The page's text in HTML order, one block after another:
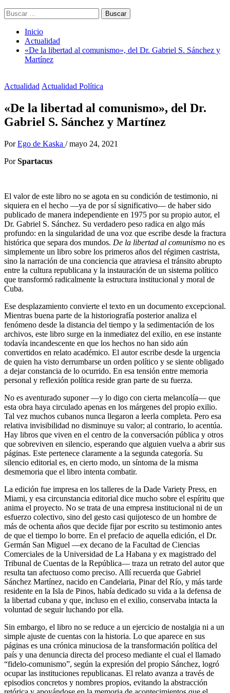
Buscar:
Inicio
Actualidad
«De la libertad al comunismo», del Dr. Gabriel S. Sánchez y
Martínez
Actualidad Actualidad Política
«De la libertad al comunismo», del Dr.
Gabriel S. Sánchez y Martínez
Por Ego de Kaska / mayo 24, 2021
PorSpartacus
El valor de este libro no se agota en su condición de testimonio, ni
siquiera en el hecho —ya de por sí significativo— de haber sido
publicado de manera independiente en 1975 por su propio autor, el
Dr. Gabriel S. Sánchez. Su verdadero peso radica en algo más
profundo: en la singularidad de una voz que escribe desde la fractura
histórica que separa dos mundos. De la libertad al comunismo no es
simplemente un libro sobre los primeros años del régimen castrista,
sino la narración de una conciencia que atraviesa el tránsito abrupto
entre la cultura republicana y la instauración de un sistema político
que transformó radicalmente la estructura institucional y moral de
Cuba.
Ese desplazamiento convierte el texto en un documento excepcional.
Mientras buena parte de la historiografía posterior analiza el
fenómeno desde la distancia del tiempo y la sedimentación de los
archivos, este libro surge en la inmediatez del exilio, en ese instante
todavía incandescente en que los hechos no han sido aún
convertidos en relato académico. El autor escribe desde la urgencia
de quien ha visto derrumbarse un orden político y se siente obligado
a dejar constancia de lo ocurrido. En esa tensión entre memoria
personal y reflexión política reside gran parte de su fuerza.
No es aventurado suponer —y lo digo con cierta melancolía— que
esta obra haya circulado apenas en los márgenes del propio exilio.
Tal vez muchos cubanos nunca llegaron a leerla completa. Pero esa
relativa invisibilidad no disminuye su valor; al contrario, lo acentúa.
Hay libros que viven en el centro de la conversación pública y otros
que sobreviven en silencio, esperando que alguien vuelva a abrir sus
páginas. Este pertenece claramente a la segunda categoría. Su
silencio editorial es, en cierto modo, un síntoma de la misma
desmemoria que el libro intenta combatir.
La edición fue impresa en los talleres de la Dade Variety Press, en
Miami, y esa circunstancia editorial dice mucho sobre el espíritu que
anima el proyecto. No se trata de una empresa institucional ni de un
esfuerzo colectivo, sino del gesto casi quijotesco de un hombre de
más de ochenta años que decide fijar por escrito su testimonio antes
de que el tiempo lo borre. En el prefacio de aquella edición, el Dr.
Germán San Miguel —ex decano de la Facultad de Ciencias
Comerciales de la Universidad de La Habana y ex magistrado del
Tribunal de Cuentas de la República— traza un retrato del autor que
resulta tan afectuoso como preciso. Allí recuerda que Gabriel
Sánchez Martínez, nacido en Candelaria, Pinar del Río, y más tarde
residente en la Isla de Pinos, había dedicado su vida a la defensa de
la libertad cubana y que, incluso en el exilio, conservaba intacta la
voluntad de seguir luchando por ella.
Sin embargo, el libro no se reduce a un ejercicio de nostalgia ni a un
simple ajuste de cuentas con la historia. Lo que aparece en sus
páginas es una crónica minuciosa de la transformación política del
país y una denuncia directa del proceso mediante el cual el llamado
“fidelo-comunismo”, según la expresión del propio Sánchez, logró
ocupar las instituciones republicanas. El relato avanza a través de
episodios concretos y nombres propios, evitando la abstracción